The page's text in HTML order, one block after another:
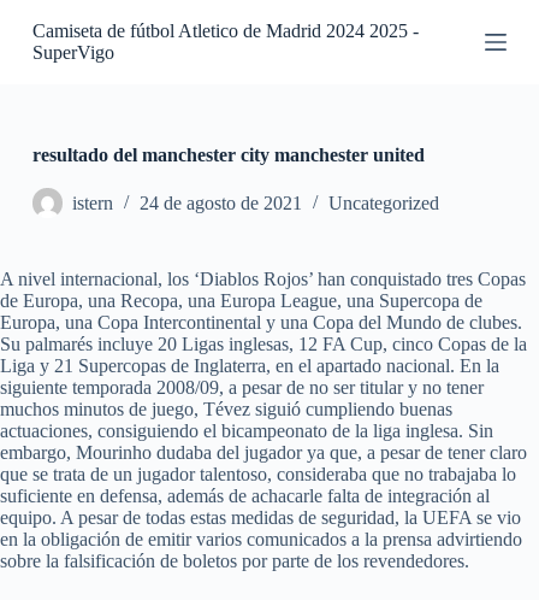
S
e
n
i
d
o
Camiseta de fútbol Atletico de Madrid 2024 2025 -
SuperVigo
resultado del manchester city manchester united
istern 24 de agosto de 2021 Uncategorized
A nivel internacional, los ‘Diablos Rojos’ han conquistado tres Copas
de Europa, una Recopa, una Europa League, una Supercopa de
Europa, una Copa Intercontinental y una Copa del Mundo de clubes.
Su palmarés incluye 20 Ligas inglesas, 12 FA Cup, cinco Copas de la
Liga y 21 Supercopas de Inglaterra, en el apartado nacional. En la
siguiente temporada 2008/09, a pesar de no ser titular y no tener
muchos minutos de juego, Tévez siguió cumpliendo buenas
actuaciones, consiguiendo el bicampeonato de la liga inglesa. Sin
embargo, Mourinho dudaba del jugador ya que, a pesar de tener claro
que se trata de un jugador talentoso, consideraba que no trabajaba lo
suficiente en defensa, además de achacarle falta de integración al
equipo. A pesar de todas estas medidas de seguridad, la UEFA se vio
en la obligación de emitir varios comunicados a la prensa advirtiendo
sobre la falsificación de boletos por parte de los revendedores.